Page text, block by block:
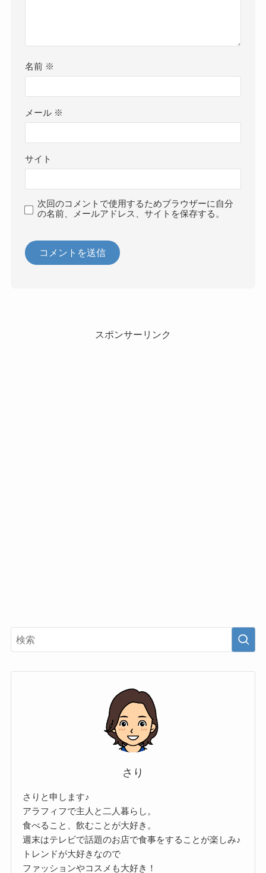
名前 ※
メール ※
サイト
次回のコメントで使用するためブラウザーに自分
の名前、メールアドレス、サイトを保存する。
スポンサーリンク
さり
さりと申します♪
アラフィフで主人と二人暮らし。
食べること、飲むことが大好き。
週末はテレビで話題のお店で食事をすることが楽しみ♪
トレンドが大好きなので
ファッションやコスメも大好き！